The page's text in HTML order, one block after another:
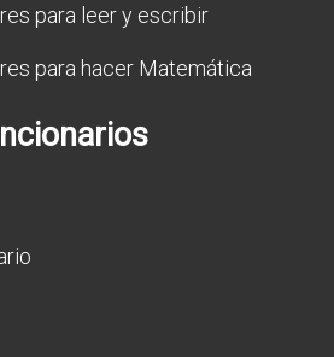
para leer y escribir
para hacer Matemática